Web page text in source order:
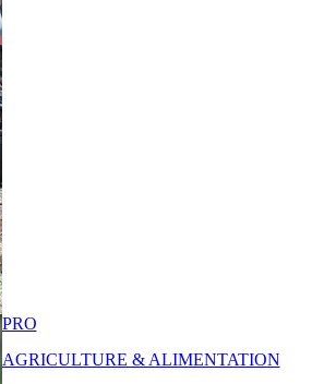
PRO
AGRICULTURE & ALIMENTATION